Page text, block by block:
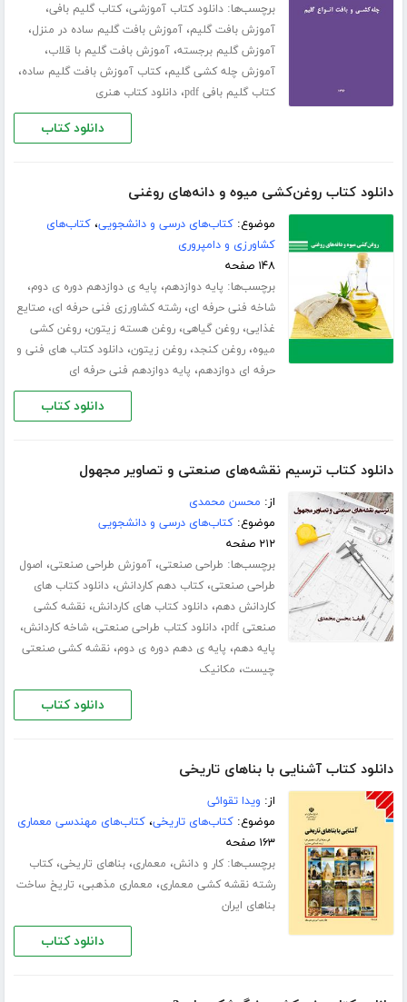
برچسب‌ها:دانلود کتاب آموزشی،کتاب گلیم بافی،
آموزش بافت گلیم،آموزش بافت گلیم ساده در منزل،
آموزش گلیم برجسته،آموزش بافت گلیم با قلاب،
آموزش چله کشی گلیم،کتاب آموزش بافت گلیم ساده،
کتاب گلیم بافی pdf ،دانلود کتاب هنری
دانلود کتاب
دانلود کتاب روغن‌کشی میوه و دانه‌های روغنی
موضوع:کتاب‌های درسی و دانشجویی،کتاب‌های
کشاورزی و دامپروری
۱۴۸ صفحه
برچسب‌ها: پایه دوازدهم، پایه ی دوازدهم دوره ی دوم،
شاخه فنی حرفه ای،رشته کشاورزی فنی حرفه ای،صتایع
غذایی،روغن گیاهی،روغن هسته زیتون،روغن کشی
میوه،روغن کنجد،روغن زیتون،دانلود کتاب های فنی و
حرفه ای دوازدهم، پایه دوازدهم فنی حرفه ای
دانلود کتاب
دانلود کتاب ترسیم نقشه‌های صنعتی و تصاویر مجهول
از: محسن محمدی
موضوع:کتاب‌های درسی و دانشجویی
۲۱۲ صفحه
برچسب‌ها: طراحی صنعتی،آموزش طراحی صنعتی، اصول
طراحی صنعتی،کتاب دهم کاردانش،دانلود کتاب های
کاردانش دهم،دانلود کتاب های کاردانش،نقشه کشی
صنعتی pdf
،دانلود کتاب طراحی صنعتی،شاخه کاردانش،
پایه دهم، پایه ی دهم دوره ی دوم،نقشه کشی صنعتی
چیست، مکانیک
دانلود کتاب
دانلود کتاب آشنایی با بناهای تاریخی
از: ویدا تقوائی
موضوع:کتاب‌های تاریخی،کتاب‌های مهندسی معماری
۱۶۳ صفحه
برچسب‌ها:کار و دانش، معماری،بناهای تاریخی،کتاب
رشته نقشه کشی معماری، معماری مذهبی، تاریخ ساخت
بناهای ایران
دانلود کتاب